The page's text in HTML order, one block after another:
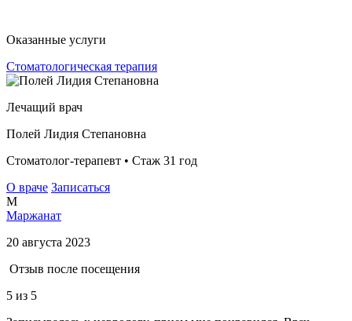
Оказанные услуги
Стоматологическая терапия
Лечащий врач
Полей Лидия Степановна
Стоматолог-терапевт • Стаж 31 год
О враче Записаться
М
Маржанат
20 августа 2023
Отзыв после посещения
5 из 5